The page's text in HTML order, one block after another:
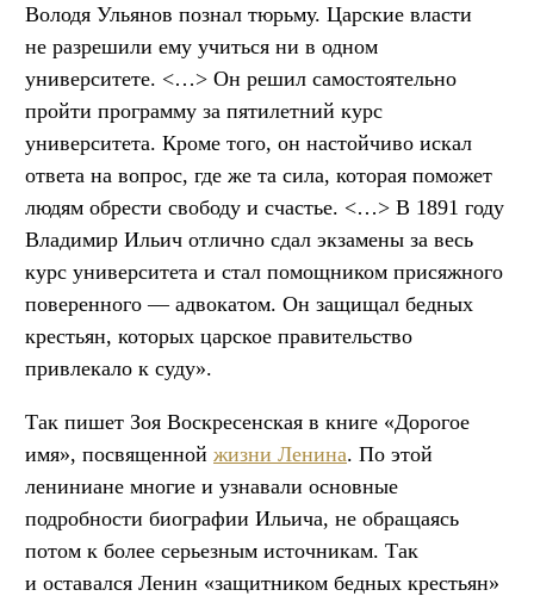
Володя Ульянов познал тюрьму. Царские власти
не разрешили ему учиться ни в одном
университете. <…> Он решил самостоятельно
пройти программу за пятилетний курс
университета. Кроме того, он настойчиво искал
ответа на вопрос, где же та сила, которая поможет
людям обрести свободу и счастье. <…> В 1891 году
Владимир Ильич отлично сдал экзамены за весь
курс университета и стал помощником присяжного
поверенного — адвокатом. Он защищал бедных
крестьян, которых царское правительство
привлекало к суду».
Так пишет Зоя Воскресенская в книге «Дорогое
имя», посвященной жизни Ленина. По этой
лениниане многие и узнавали основные
подробности биографии Ильича, не обращаясь
потом к более серьезным источникам. Так
и оставался Ленин «защитником бедных крестьян»